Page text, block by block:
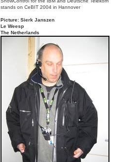
stands on CeBIT 2004 in Hannover
Picture: Sierk Janszen
Le Weesp
The Netherlands